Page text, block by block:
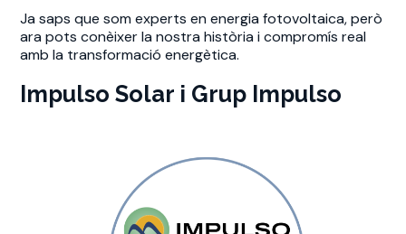
Ja saps que som experts en energia fotovoltaica, però
ara pots conèixer la nostra història i compromís real
amb la transformació energètica.
Impulso Solar i Grup Impulso